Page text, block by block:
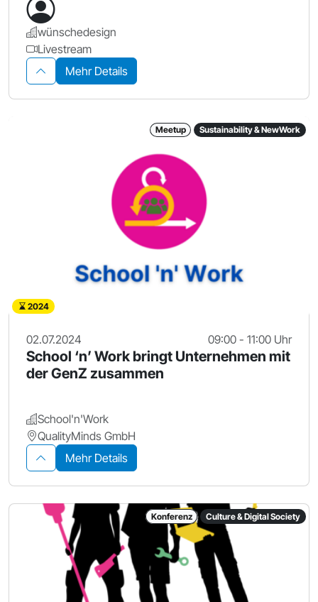
wünschedesign
Livestream
Mehr Details
Meetup Sustainability & NewWork
2024
02.07.2024 09:00 - 11:00 Uhr
School ‘n’ Work bringt Unternehmen mit
der GenZ zusammen
School'n'Work
QualityMinds GmbH
Mehr Details
Konferenz Culture & Digital Society